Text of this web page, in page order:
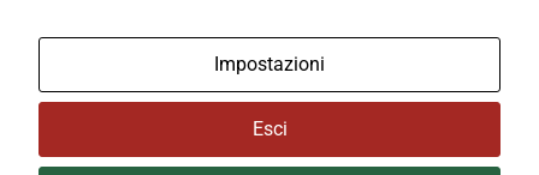
Ⓒ2026, Technical Design s.r.l.
Informativa Privacy
Cookie Policy
Impostazioni
Esci